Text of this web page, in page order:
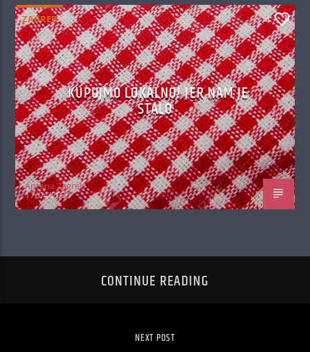
ZAGREB 4
KUPUJMO LOKALNO! JER NAM JE
STALO
Antena Zagreb
17/04/2020
CONTINUE READING
NEXT POST